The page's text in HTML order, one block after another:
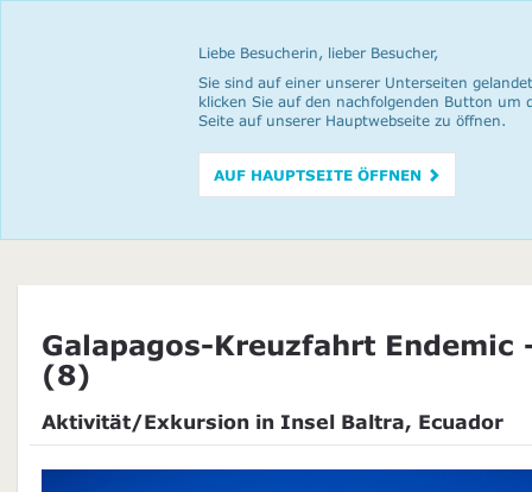
Liebe Besucherin, lieber Besucher,
Sie sind auf einer unserer Unterseiten
klicken Sie auf den nachfolgenden Button um
Seite auf unserer Hauptwebseite zu öffnen.
AUF HAUPTSEITE ÖFFNEN
Galapagos-Kreuzfahrt Endemic
(8)
Aktivität/Exkursion in Insel Baltra, Ecuador